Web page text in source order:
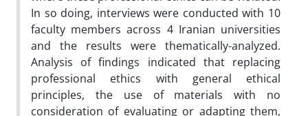
In so doing, interviews were conducted with 10
faculty members across 4 Iranian universities
and the results were thematically-analyzed.
Analysis of findings indicated that replacing
professional ethics with general ethical
principles, the use of materials with no
consideration of evaluating or adapting them,